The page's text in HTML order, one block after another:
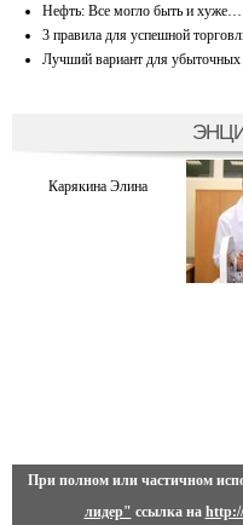
Нефть: Все могло быть и хуже…
3 правила для успешной
Лучший вариант для
Карякина Элина
При полном или частичном
лидер" ссылка на